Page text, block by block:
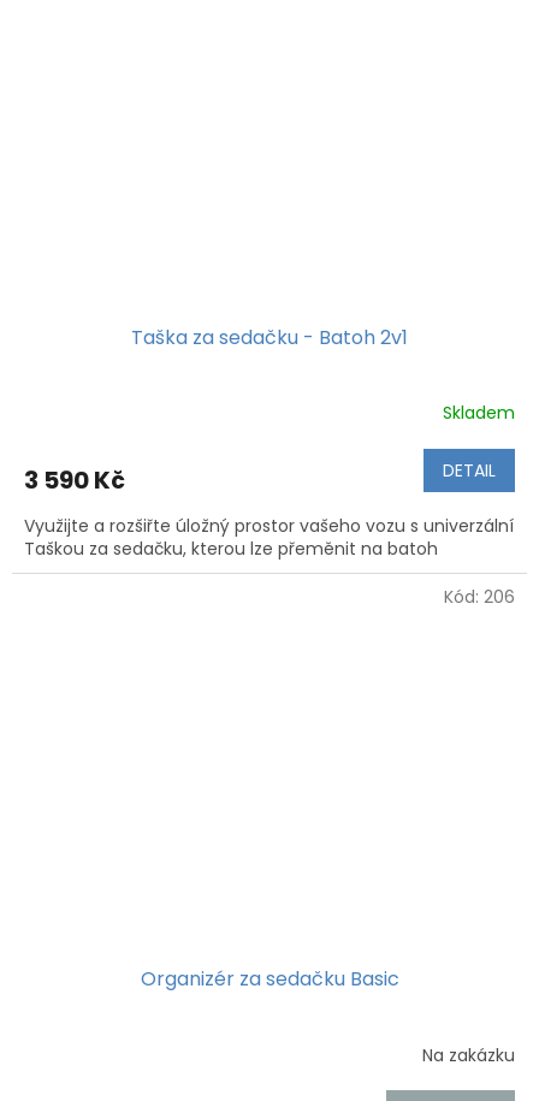
Taška za sedačku - Batoh 2v1
je
z
5
hvězdiček.
Skladem
3 590 Kč DETAIL
Využijte a rozšiřte úložný prostor vašeho vozu s univerzální
Taškou za sedačku, kterou lze přeměnit na batoh
Organizér za sedačku Basic
Na zakázku
Kód: 206